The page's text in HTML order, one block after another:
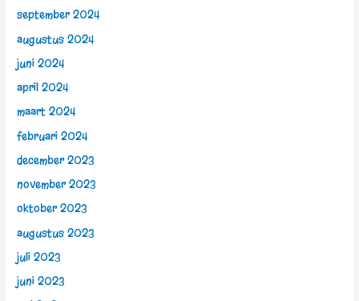
september 2024
augustus 2024
juni 2024
april 2024
maart 2024
februari 2024
december 2023
november 2023
oktober 2023
augustus 2023
juli 2023
juni 2023